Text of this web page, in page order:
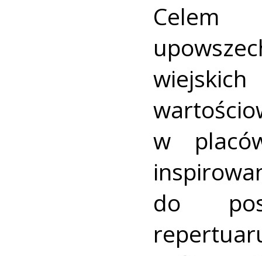
Celem
w
do